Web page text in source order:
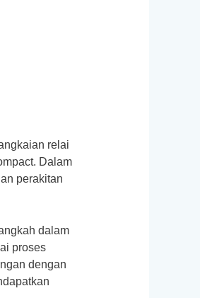
relai
Dalam
perakitan
dalam
proses
dengan